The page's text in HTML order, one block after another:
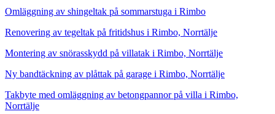
Omläggning av shingeltak på sommarstuga i Rimbo
Renovering av tegeltak på fritidshus i Rimbo, Norrtälje
Montering av snörasskydd på villatak i Rimbo, Norrtälje
Ny bandtäckning av plåttak på garage i Rimbo, Norrtälje
Takbyte med omläggning av betongpannor på villa i Rimbo,
Norrtälje